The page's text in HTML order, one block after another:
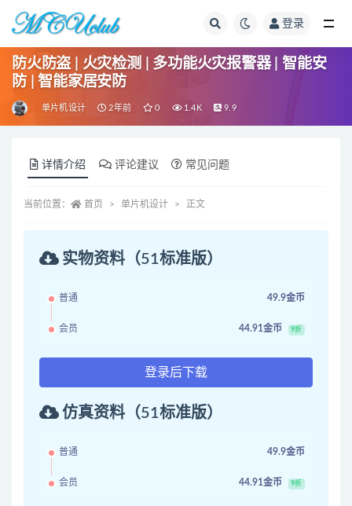
登录
防火防盗 | 火灾检测 | 多功能火灾报警器 | 智能安
防 | 智能家居安防
单片机设计 2年前 0 1.4K 9.9
详情介绍 评论建议 常见问题
当前位置： 首页 单片机设计 正文
实物资料（51标准版）
普通 49.9金币
会员 44.91金币 9折
登录后下载
仿真资料（51标准版）
普通 49.9金币
会员 44.91金币 9折